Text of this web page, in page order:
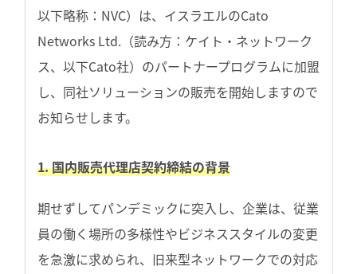
以下略称：NVC）は、イスラエルのCato
Networks Ltd.（読み方：ケイト・ネットワーク
ス、以下Cato社）のパートナープログラムに加盟
し、同社ソリューションの販売を開始しますので
お知らせします。
1. 国内販売代理店契約締結の背景
期せずしてパンデミックに突入し、企業は、従業
員の働く場所の多様性やビジネススタイルの変更
を急激に求められ、旧来型ネットワークでの対応